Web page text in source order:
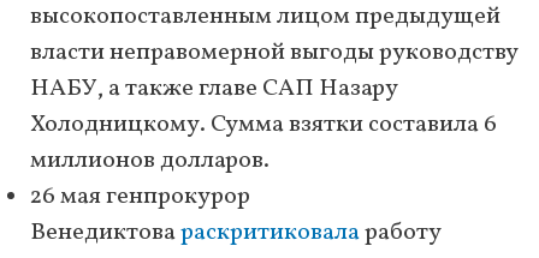
высокопоставленным лицом предыдущей
власти неправомерной выгоды руководству
НАБУ, а также главе САП Назару
Холодницкому. Сумма взятки составила 6
миллионов долларов.
26 мая генпрокурор
Венедиктовараскритиковалаработу